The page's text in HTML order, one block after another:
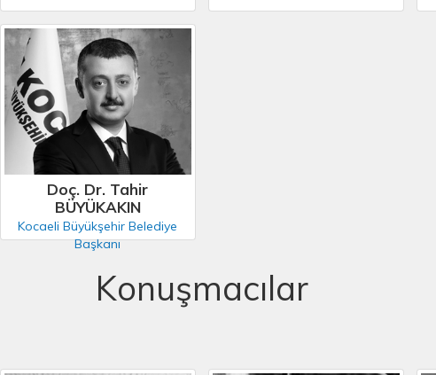
Doç. Dr. Tahir
BÜYÜKAKIN
Kocaeli Büyükşehir Belediye
Başkanı
Konuşmacılar